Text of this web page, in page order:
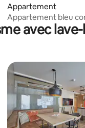
Appartement
Appartement bleu
avec